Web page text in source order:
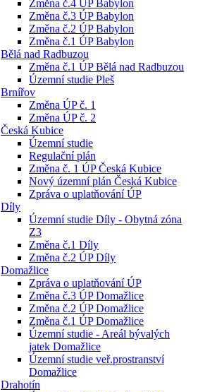
Změna č.4 ÚP Babylon
Změna č.3 ÚP Babylon
Změna č.2 ÚP Babylon
Změna č.1 ÚP Babylon
Bělá nad Radbuzou
Změna č.1 ÚP Bělá nad Radbuzou
Územní studie Pleš
Brnířov
Změna ÚP č. 1
Změna ÚP č. 2
Česká Kubice
Územní studie
Regulační plán
Změna č. 1 ÚP Česká Kubice
Nový územní plán Česká Kubice
Zpráva o uplatňování ÚP
Díly
Územní studie Díly - Obytná zóna
Z3
Změna č.1 Díly
Změna č.2 ÚP Díly
Domažlice
Zpráva o uplatňování ÚP
Změna č.3 ÚP Domažlice
Změna č.2 ÚP Domažlice
Změna č.1 ÚP Domažlice
Územní studie - Areál bývalých
jatek Domažlice
Územní studie veř.prostranství
Domažlice
Drahotín